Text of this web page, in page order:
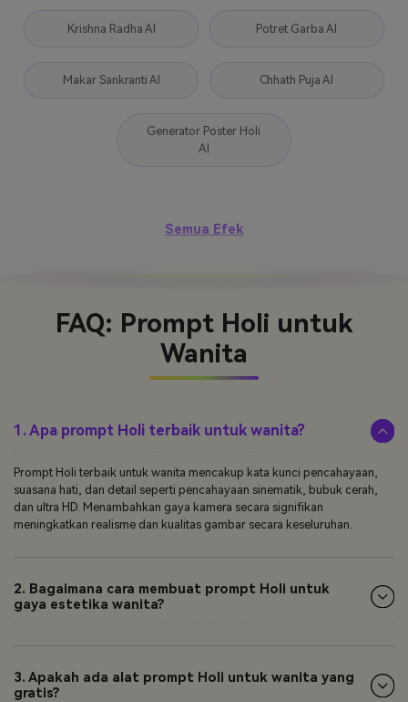
Krishna Radha AI Potret Garba AI
Makar Sankranti AI Chhath Puja AI
Generator Poster Holi
AI
Semua Efek
FAQ: Prompt Holi untuk
Wanita
1. Apa prompt Holi terbaik untuk wanita?
Prompt Holi terbaik untuk wanita mencakup kata kunci pencahayaan,
suasana hati, dan detail seperti pencahayaan sinematik, bubuk cerah,
dan ultra HD. Menambahkan gaya kamera secara signifikan
meningkatkan realisme dan kualitas gambar secara keseluruhan.
2. Bagaimana cara membuat prompt Holi untuk
gaya estetika wanita?
3. Apakah ada alat prompt Holi untuk wanita yang
gratis?